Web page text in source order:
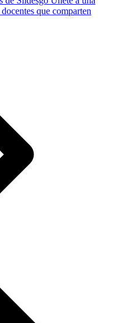
que comparten